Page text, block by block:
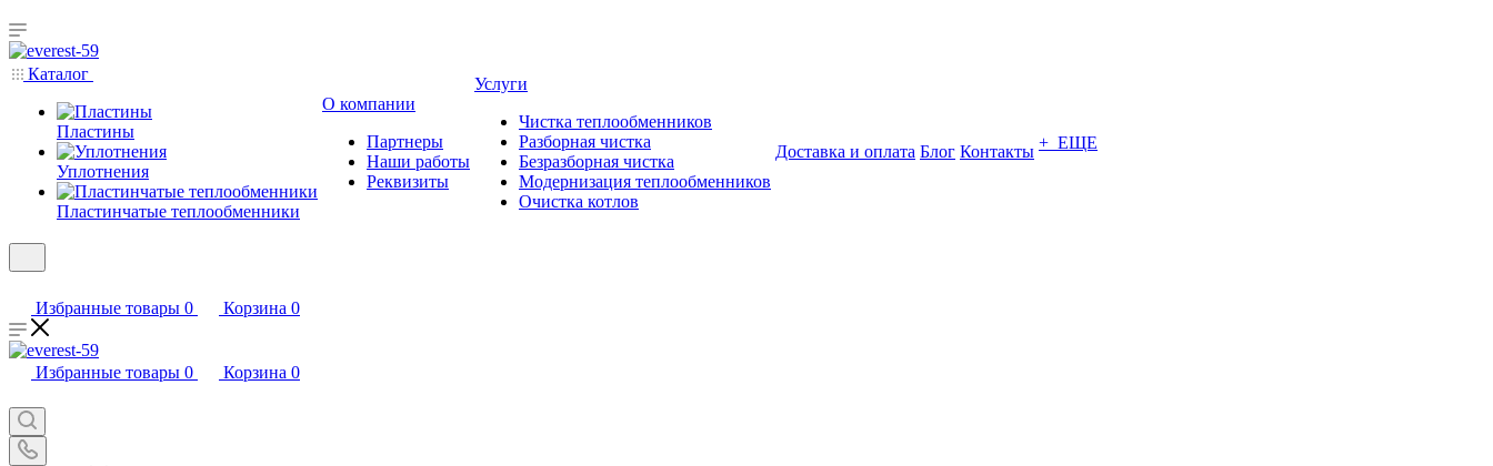
Каталог
Пластины
Уплотнения
Пластинчатые теплообменники
О компании
Партнеры
Наши работы
Реквизиты
Услуги
Чистка теплообменников
Разборная чистка
Безразборная чистка
Модернизация теплообменников
Очистка котлов
Доставка и оплата Блог Контакты + ЕЩЕ
Избранные товары 0 Корзина 0
Избранные товары 0 Корзина 0